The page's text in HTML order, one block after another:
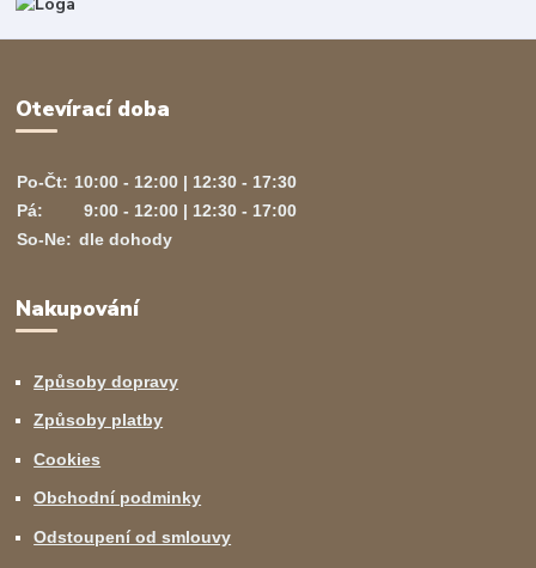
Otevírací doba
Po-Čt: 10:00 - 12:00 | 12:30 - 17:30
Pá:
9:00 - 12:00 | 12:30 - 17:00
So-Ne: dle dohody
Nakupování
Způsoby dopravy
Způsoby platby
Cookies
Obchodní podminky
Odstoupení od smlouvy